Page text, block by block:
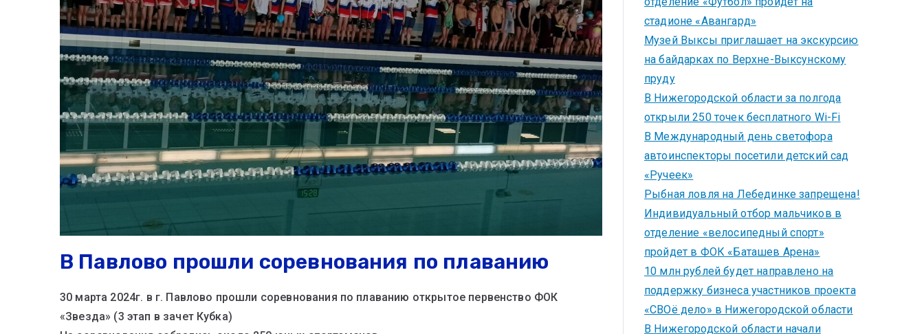
В Павлово прошли соревнования по плаванию
30 марта 2024г. в г. Павлово прошли соревнования по плаванию открытое первенство ФОК
«Звезда» (3 этап в зачет Кубка)
стадионе «Авангард»
Музей Выксы приглашает на экскурсию
на байдарках по Верхне-Выксунскому
пруду
В Нижегородской области за полгода
открыли 250 точек бесплатного Wi-Fi
В Международный день светофора
автоинспекторы посетили детский сад
«Ручеек»
Рыбная ловля на Лебединке запрещена!
Индивидуальный отбор мальчиков в
отделение «велосипедный спорт»
пройдет в ФОК «Баташев Арена»
10 млн рублей будет направлено на
поддержку бизнеса участников проекта
«СВОё дело» в Нижегородской области
В Нижегородской области начали